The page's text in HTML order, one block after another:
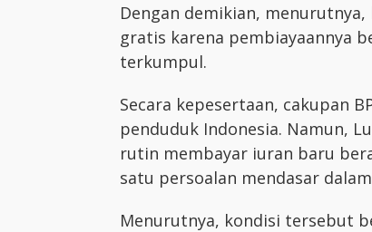
Dengan demikian, menurutnya,
gratis karena pembiayaannya
terkumpul.
Secara kepesertaan, cakupan
penduduk Indonesia. Namun,
rutin membayar iuran baru
satu persoalan mendasar
Menurutnya, kondisi tersebut